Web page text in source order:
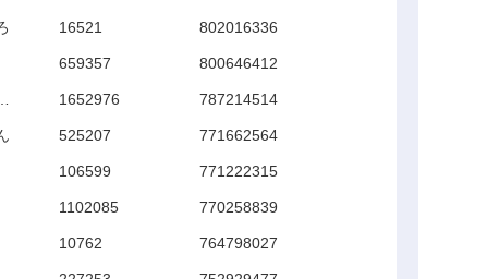
16521 802016336
659357 800646412
1652976 787214514
525207 771662564
106599 771222315
1102085 770258839
10762 764798027